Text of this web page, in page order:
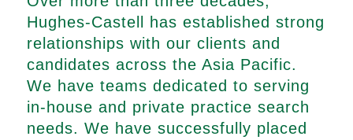
Hughes-Castell has established strong
relationships with our clients and
candidates across the Asia Pacific.
We have teams dedicated to serving
in-house and private practice search
needs. We have successfully placed